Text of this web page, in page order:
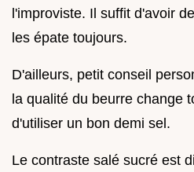
l'improviste. Il suffit d'avoir
les épate toujours.
D'ailleurs, petit conseil
la qualité du beurre change
d'utiliser un bon demi sel.
Le contraste salé sucré est